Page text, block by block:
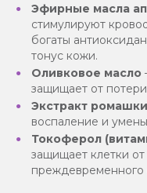
Эфирные масла
стимулируют
богаты
тонус кожи.
Оливковое масло
защищает от потери
Экстракт ромашки
воспаление и
Токоферол
защищает клетки
преждевременного